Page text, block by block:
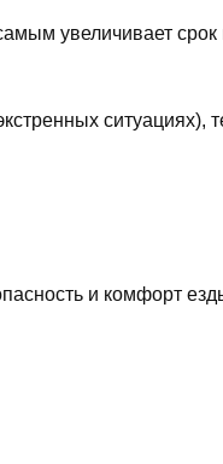
увеличивает срок
ситуациях),
и комфорт